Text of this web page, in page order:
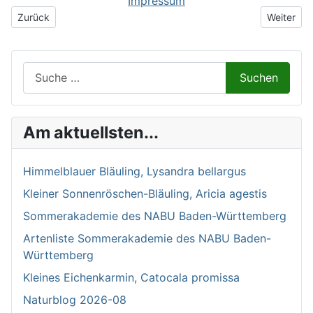
Vorheriger Beitrag: Vierfleck-Eichenwanze, Dryophilocoris
Zurück Nächster
Weiter
Suchen
Am aktuellsten...
Himmelblauer Bläuling, Lysandra bellargus
Kleiner Sonnenröschen-Bläuling, Aricia agestis
Sommerakademie des NABU Baden-Württemberg
Artenliste Sommerakademie des NABU Baden-
Württemberg
Kleines Eichenkarmin, Catocala promissa
Naturblog 2026-08